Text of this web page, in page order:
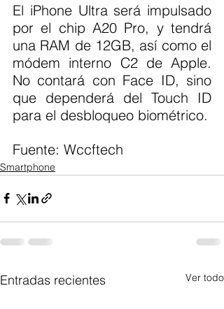
El iPhone Ultra será impulsado
por el chip A20 Pro, y tendrá
una RAM de 12GB, así como el
módem interno C2 de Apple.
No contará con Face ID, sino
que dependerá del Touch ID
para el desbloqueo biométrico.
Fuente: Wccftech
Smartphone
Entradas recientes Ver todo